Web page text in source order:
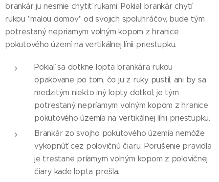
brankár ju nesmie chytiť rukami. Pokiaľ brankár chytí
rukou "malou domov" od svojich spoluhráčov, bude tým
potrestaný nepriamym volným kopom z hranice
pokutového území na vertikálnej línii priestupku.
Pokiaľ sa dotkne lopta brankára rukou
opakovane po tom, čo ju z ruky pustil, ani by sa
medzitým niekto iný lopty dotkol, je tým
potrestaný nepríamym volným kopom z hranice
pokutového územía na vertikálnej línii priestupku.
Brankár zo svojho pokutového územía nemôže
vykopnúť cez polovičnú čiaru. Porušenie pravidla
je trestane príamym volným kopom z polovičnej
čiary kade lopta prešla.